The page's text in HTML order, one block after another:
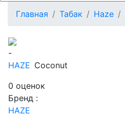
Главная
Табак Haze
-
HAZE Coconut
0 оценок
Бренд :
HAZE